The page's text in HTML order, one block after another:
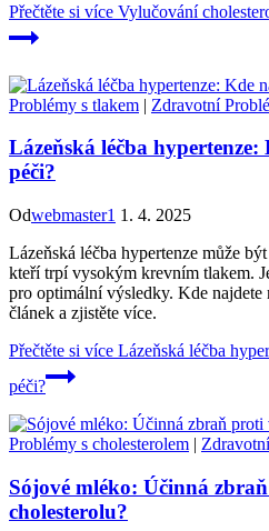
Přečtěte si více Vylučování
Problémy s tlakem | Zdravotní
Lázeňská léčba hypertenze:
péči?
Odwebmaster1 1. 4. 2025
Lázeňská léčba hypertenze může
kteří trpí vysokým krevním tlakem.
pro optimální výsledky. Kde najdete
článek a zjistěte více.
Přečtěte si více Lázeňská léčba
péči?
Problémy s cholesterolem |
Sójové mléko: Účinná
cholesterolu?